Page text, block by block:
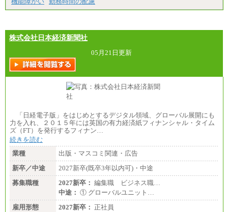
株式会社日本経済新聞社
05月21日更新
「日経電子版」をはじめとするデジタル領域、グローバル展開にも
力を入れ、２０１５年には英国の有力経済紙フィナンシャル・タイム
ズ（FT）を発行するフィナン…
続きを読む
業種
出版・マスコミ関連・広告
新卒／中途
2027新卒(既卒3年以内可)・中途
募集職種
2027新卒： 編集職 ビジネス職…
中途： ① グローバルユニット…
雇用形態
2027新卒： 正社員